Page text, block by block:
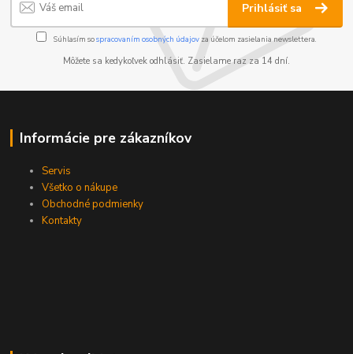
Prihlásiť sa
Súhlasím sospracovaním osobných údajov za účelom zasielania newslettera.
Môžete sa kedykoľvek odhlásiť. Zasielame raz za 14 dní.
Informácie pre zákazníkov
Servis
Všetko o nákupe
Obchodné podmienky
Kontakty